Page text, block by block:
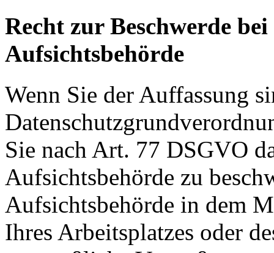
Recht zur Beschwerde
Aufsichtsbehörde
Wenn Sie der Auffassung
Sie nach Art. 77 DSGVO
Aufsichtsbehörde zu
Aufsichtsbehörde in dem
Ihres Arbeitsplatzes oder